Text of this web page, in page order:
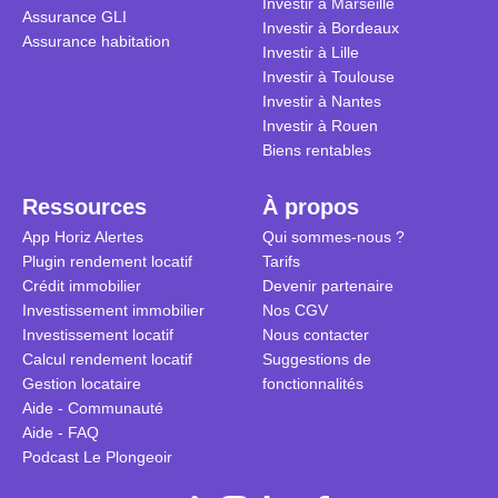
Assurance GLI
Assurance habitation
Investir à Bordeaux
Investir à Lille
Investir à Toulouse
Investir à Nantes
Investir à Rouen
Biens rentables
Ressources
App Horiz Alertes
Plugin rendement locatif
Crédit immobilier
Investissement immobilier
Investissement locatif
Calcul rendement locatif
Gestion locataire
Aide - Communauté
Aide - FAQ
Podcast Le Plongeoir
À propos
Qui sommes-nous ?
Tarifs
Devenir partenaire
Nos CGV
Nous contacter
Suggestions de
fonctionnalités